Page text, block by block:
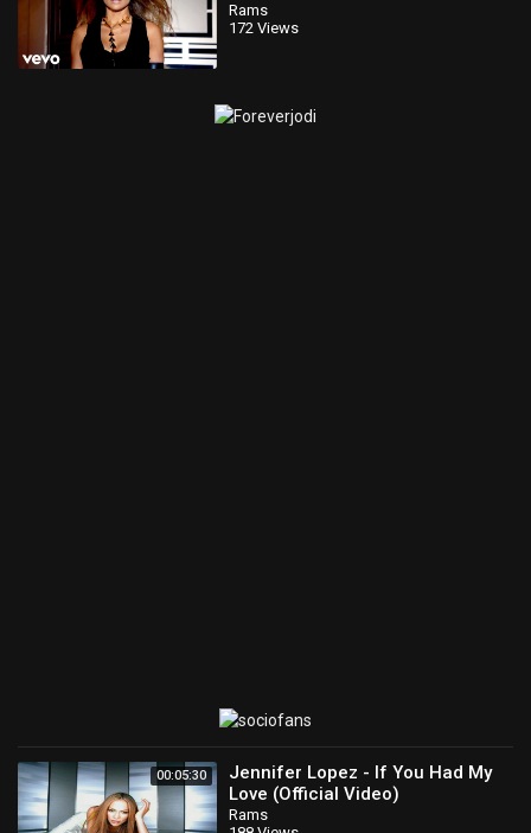
Rams
172 Views
00:05:30
Jennifer Lopez - If You Had My
Love (Official Video)
Rams